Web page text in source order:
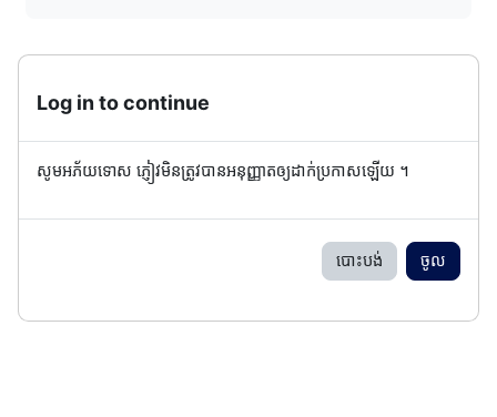
Log in to continue
សូមអភ័យទោស ភ្ញៀវមិនត្រូវបានអនុញ្ញាតឲ្យដាក់ប្រកាសឡើយ ។
បោះបង់ ចូល